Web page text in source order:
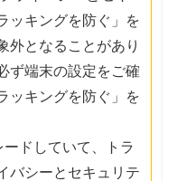
ッキングを防ぐ」を
外となることがあり
ず端末の設定をご確
ッキングを防ぐ」を
ドしていて、トラ
バシーとセキュリテ